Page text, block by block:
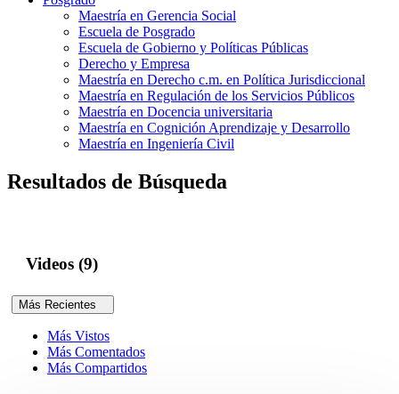
Maestría en Gerencia Social
Escuela de Posgrado
Escuela de Gobierno y Políticas Públicas
Derecho y Empresa
Maestría en Derecho c.m. en Política Jurisdiccional
Maestría en Regulación de los Servicios Públicos
Maestría en Docencia universitaria
Maestría en Cognición Aprendizaje y Desarrollo
Maestría en Ingeniería Civil
Resultados de Búsqueda
Videos (9)
Más Recientes
Más Vistos
Más Comentados
Más Compartidos